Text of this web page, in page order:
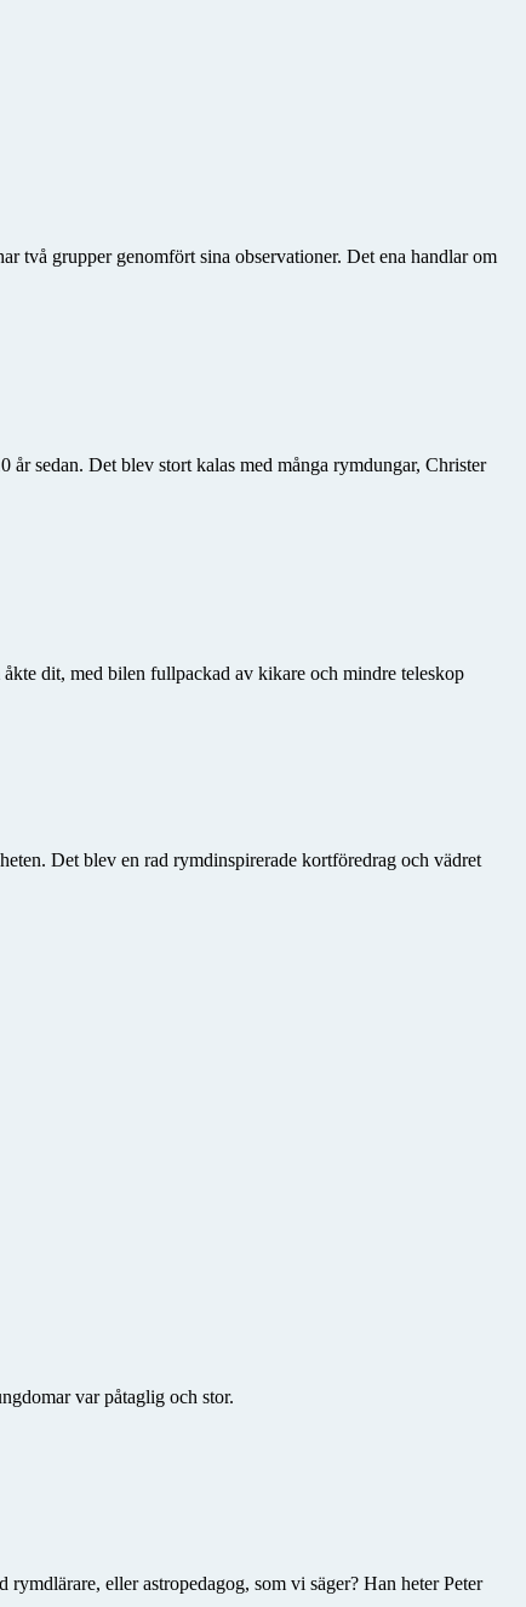
två grupper genomfört sina observationer. Det ena handlar om
år sedan. Det blev stort kalas med många rymdungar, Christer
dit, med bilen fullpackad av kikare och mindre teleskop
Det blev en rad rymdinspirerade kortföredrag och vädret
var påtaglig och stor.
eller astropedagog, som vi säger? Han heter Peter